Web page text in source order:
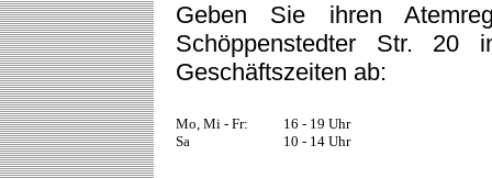
Geben Sie ihren
Schöppenstedter Str. 20
Geschäftszeiten ab:
Mo, Mi - Fr:
16 - 19 Uhr
Sa
10 - 14 Uhr